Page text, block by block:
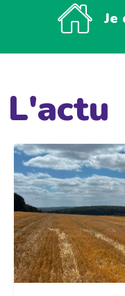
Je
L'actu